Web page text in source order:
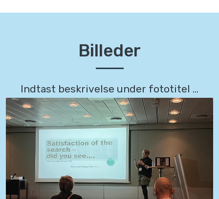
Billeder
Indtast beskrivelse under fototitel ...